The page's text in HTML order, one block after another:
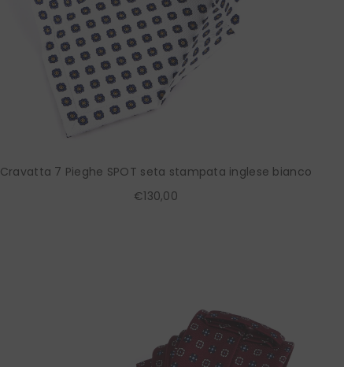
Cravatta 7 Pieghe SPOT seta stampata inglese bianco
€130,00